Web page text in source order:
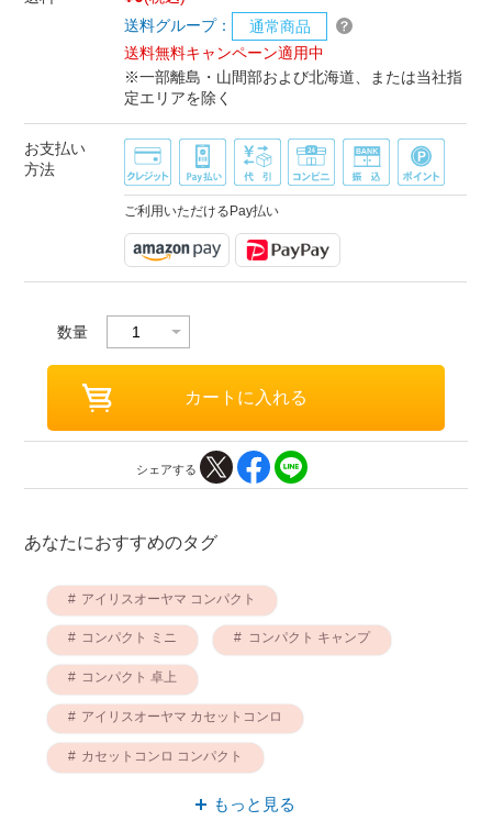
送料グループ：
通常商品
送料無料キャンペーン適用中
※一部離島・山間部および北海道、または当社指
定エリアを除く
お支払い
方法
ご利用いただけるPay払い
数量
シェアする
あなたにおすすめのタグ
アイリスオーヤマ コンパクト
コンパクト ミニ コンパクト キャンプ
コンパクト 卓上
アイリスオーヤマ カセットコンロ
カセットコンロ コンパクト
カセットコンロ キャンプ
もっと見る